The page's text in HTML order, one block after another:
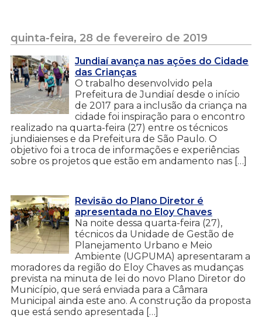
quinta-feira, 28 de fevereiro de 2019
Jundiaí avança nas ações do Cidade
das Crianças
O trabalho desenvolvido pela
Prefeitura de Jundiaí desde o início
de 2017 para a inclusão da criança na
cidade foi inspiração para o encontro
realizado na quarta-feira (27) entre os técnicos
jundiaienses e da Prefeitura de São Paulo. O
objetivo foi a troca de informações e experiências
sobre os projetos que estão em andamento nas […]
Revisão do Plano Diretor é
apresentada no Eloy Chaves
Na noite dessa quarta-feira (27),
técnicos da Unidade de Gestão de
Planejamento Urbano e Meio
Ambiente (UGPUMA) apresentaram a
moradores da região do Eloy Chaves as mudanças
prevista na minuta de lei do novo Plano Diretor do
Município, que será enviada para a Câmara
Municipal ainda este ano. A construção da proposta
que está sendo apresentada […]